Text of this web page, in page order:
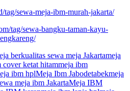
tag/sewa-meja-ibm-murah-jakarta/
tag/sewa-bangku-taman-kayu-
berkualitas sewa meja Jakartameja
cover ketat hitammeja ibm
ibm hplMeja Ibm Jabodetabekmeja
meja ibm JakartaMeja IBM